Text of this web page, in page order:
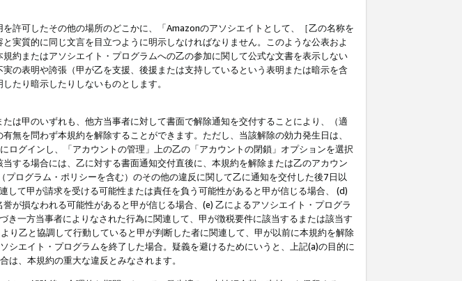
許可したその他の場所のどこかに、「Amazonのアソシエイトとして、［乙の名称を
実質的に同じ文言を目立つように明示しなければなりません。このような公表およ
約またはアソシエイト・プログラムへの乙の参加に関して公式な文書を表示しない
の表明や誇張（甲が乙を支援、後援または支持しているという表明または暗示を含
たり暗示したりしないものとします。
は甲のいずれも、他方当事者に対して書面で解除通知を交付することにより、（適
無を問わず本規約を解除することができます。ただし、当該解除の効力発生日は、
グインし、「アカウントの管理」上の乙の「アカウントの閉鎖」オプションを選択
する場合には、乙に対する書面通知交付直後に、本規約を解除または乙のアカウン
ログラム・ポリシーを含む）のその他の違反に関して乙に通知を交付した後7日以
て甲が請求を受ける可能性または責任を負う可能性があると甲が信じる場合、 (d)
が損なわれる可能性があると甲が信じる場合、(e) 乙によるアソシエイト・プログラ
一方当事者によりなされた行為に関連して、甲が徴税要件に該当するまたは該当す
り乙と協調して行動していると甲が判断した者に関連して、甲が以前に本規約を解除
シエイト・プログラムを終了した場合。疑義を避けるためにいうと、上記(a)の目的に
、本規約の重大な違反とみなされます。